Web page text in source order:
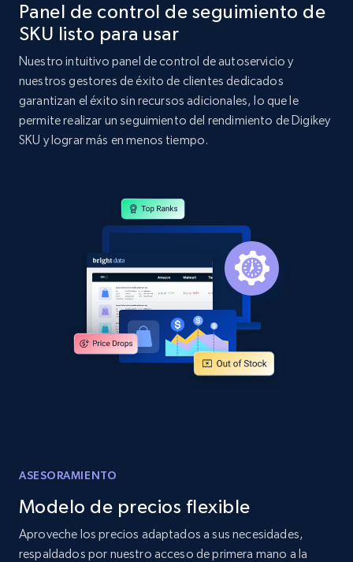
Home Depot US - Discovery products by
specific category URL
URL, Domain, Country code, Model number,
Sku, Product id, Product name, Manufacturer,
and more.
355+
Amazon products global dataset
Title, Seller name, Brand, Description, Initial
price, Currency, Availability, Reviews count, and
375+ Comenzar ahora
2.1K+ 375+ Comenzar ahora
Panel de control de seguimiento de
SKU listo para usar
Nuestro intuitivo panel de control de autoservicio y
nuestros gestores de éxito de clientes dedicados
garantizan el éxito sin recursos adicionales, lo que le
permite realizar un seguimiento del rendimiento de Digikey
SKU y lograr más en menos tiempo.
ASESORAMIENTO
Modelo de precios flexible
Aproveche los precios adaptados a sus necesidades,
respaldados por nuestro acceso de primera mano a la